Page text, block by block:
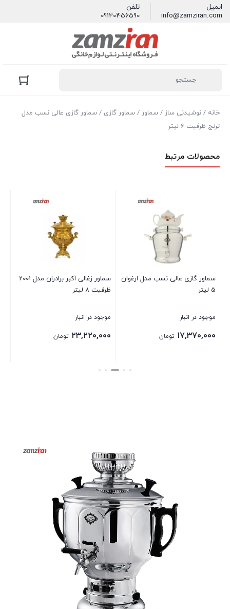
ایمیل
info@zamziran.com
تلفن
09120456590
خانه / نوشیدنی ساز / سماور / سماور گازی / سماور گازی عالی نسب مدل
ترنج ظرفیت 6 لیتر
محصولات مرتبط
سماور گازی عالی نسب مدل ارغوان
5 لیتر
موجود در انبار
۱۷,۳۷۰,۰۰۰ تومان
سماور زغالی اکبر برادران مدل 2001
ظرفیت 8 لیتر
موجود در انبار
۲۳,۲۲۰,۰۰۰ تومان
بستن